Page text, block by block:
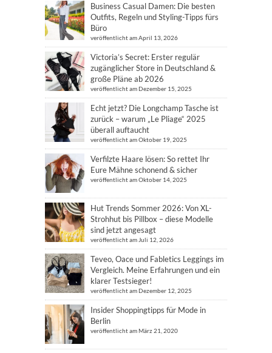
Business Casual Damen: Die besten
Outfits, Regeln und Styling-Tipps fürs
Büro
veröffentlicht am April 13, 2026
Victoria’s Secret: Erster regulär
zugänglicher Store in Deutschland &
große Pläne ab 2026
veröffentlicht am Dezember 15, 2025
Echt jetzt? Die Longchamp Tasche ist
zurück – warum „Le Pliage“ 2025
überall auftaucht
veröffentlicht am Oktober 19, 2025
Verfilzte Haare lösen: So rettet Ihr
Eure Mähne schonend & sicher
veröffentlicht am Oktober 14, 2025
Hut Trends Sommer 2026: Von XL-
Strohhut bis Pillbox – diese Modelle
sind jetzt angesagt
veröffentlicht am Juli 12, 2026
Teveo, Oace und Fabletics Leggings im
Vergleich. Meine Erfahrungen und ein
klarer Testsieger!
veröffentlicht am Dezember 12, 2025
Insider Shoppingtipps für Mode in
Berlin
veröffentlicht am März 21, 2020